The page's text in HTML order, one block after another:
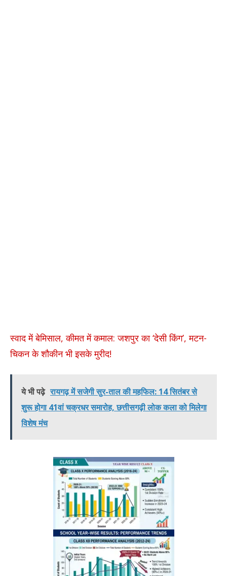
स्वाद में बेमिसाल, कीमत में कमाल: जशपुर का ‘देसी किंग’, मटन-
चिकन के शौकीन भी इसके मुरीद!
ये भी पढ़े रायगढ़ में सजेगी सुर-ताल की महफिल: 14 सितंबर से
शुरू होगा 41वां चक्रधर समारोह, छत्तीसगढ़ी लोक कला को मिलेगा
विशेष मंच